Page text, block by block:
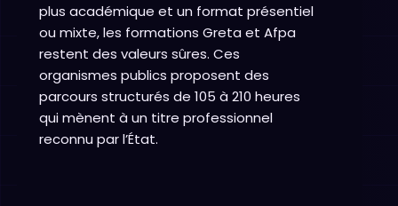
plus académique et un format présentiel
ou mixte, les formations Greta et Afpa
restent des valeurs sûres. Ces
organismes publics proposent des
parcours structurés de 105 à 210 heures
qui mènent à un titre professionnel
reconnu par l’État.